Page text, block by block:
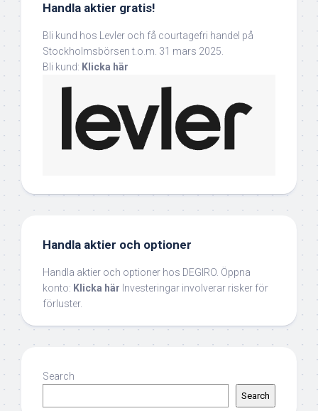
Handla aktier gratis!
Bli kund hos Levler och få courtagefri handel på
Stockholmsbörsen t.o.m. 31 mars 2025.
Bli kund: Klicka här
Handla aktier och optioner
Handla aktier och optioner hos DEGIRO. Öppna
konto: Klicka här Investeringar involverar risker för
förluster.
Search
Search